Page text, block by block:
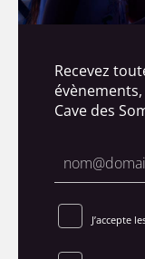
Recevez
Cave des
J’accepte